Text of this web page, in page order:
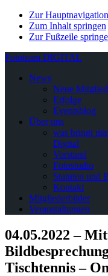
Zur
Zum Inhalt springen
Zur Fußzeile
Fototeam DIGITAL
News
Neue
Erfolge
Eventsblog
Über uns
was bringt
Digital
Vorstand
Fotostudio
Statuten und
Kontakt
Mitgliederbilder
Veranstaltungen
04.05.2022 –
Tischtennis –